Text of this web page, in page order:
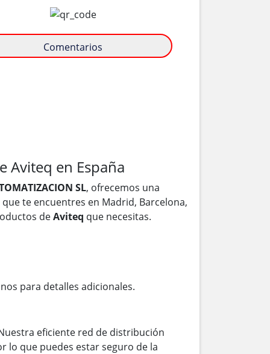
Comentarios
Aviteq en España
SL, ofrecemos una
que te encuentres en Madrid, Barcelona,
deAviteq que necesitas.
para detalles adicionales.
eficiente red de distribución
lo que puedes estar seguro de la